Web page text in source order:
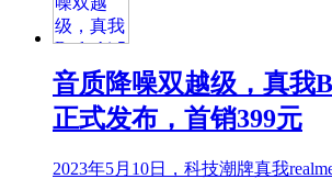
音质降噪双越级，真我
正式发布，首销399元
2023年5月10日，科技潮牌真我